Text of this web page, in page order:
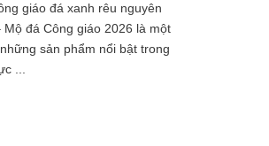
giáo đá xanh rêu nguyên
Mộ đá Công giáo 2026 là một
sản phẩm nổi bật trong
...